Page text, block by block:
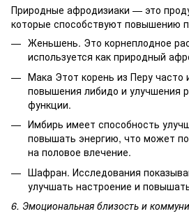
Природные афродизиаки — это
которые способствуют повышению
Женьшень. Это корнеплодное
используется как природный
Мака Этот корень из Перу часто
повышения либидо и улучшения
функции.
Имбирь имеет способность
повышать энергию, что может
на половое влечение.
Шафран. Исследования
улучшать настроение и
6. Эмоциональная близость и